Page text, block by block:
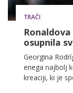
TRAČI
osupnila
Georgina
enega najbolj
kreaciji, ki je